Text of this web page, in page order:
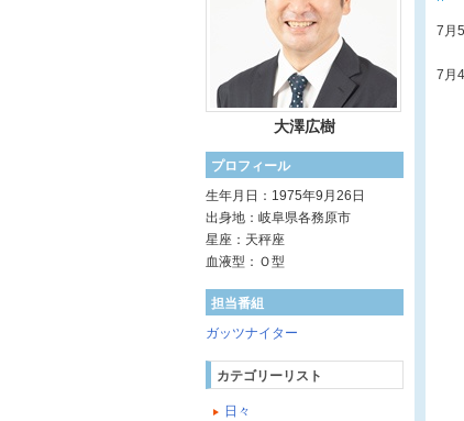
大澤広樹
プロフィール
生年月日：1975年9月26日
出身地：岐阜県各務原市
星座：天秤座
血液型：Ｏ型
担当番組
ガッツナイター
カテゴリーリスト
日々
7月
7月